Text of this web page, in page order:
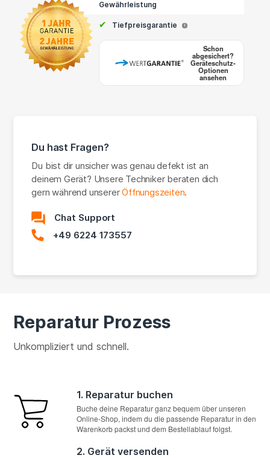
Gewährleistung
✔ Tiefpreisgarantie i
Schon
abgesichert?
Geräteschutz-
Optionen
ansehen
Du hast Fragen?
Du bist dir unsicher was genau defekt ist an
deinem Gerät? Unsere Techniker beraten dich
gern während unsererÖffnungszeiten.
Chat Support
+49 6224 173557
Reparatur Prozess
Unkompliziert und schnell.
1. Reparatur buchen
Buche deine Reparatur ganz bequem über unseren
Online-Shop, indem du die passende Reparatur in den
Warenkorb packst und dem Bestellablauf folgst.
2. Gerät versenden